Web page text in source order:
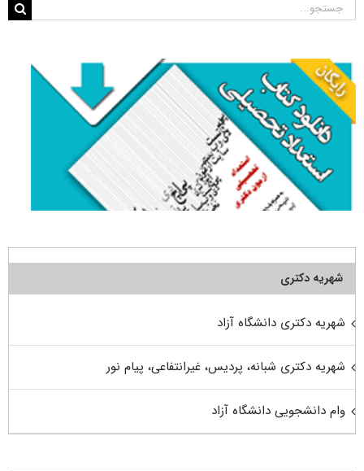
جستجو
شهریه دکتری
شهریه دکتری دانشگاه آزاد
شهریه دکتری شبانه، پردیس، غیرانتفاعی، پیام نور
وام دانشجویی دانشگاه آزاد